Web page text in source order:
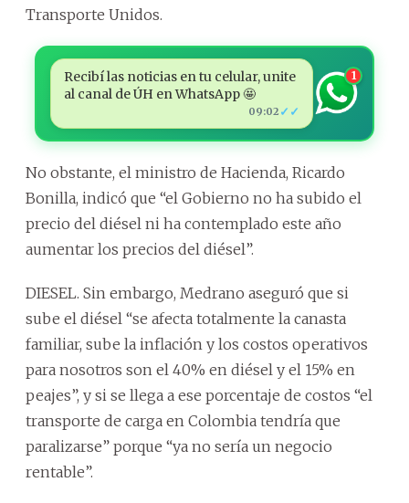
Transporte Unidos.
Recibí las noticias en tu celular, unite
al canal de ÚH en WhatsApp 🤩
09:02 ✓✓
1
No obstante, el ministro de Hacienda, Ricardo
Bonilla, indicó que “el Gobierno no ha subido el
precio del diésel ni ha contemplado este año
aumentar los precios del diésel”.
DIESEL. Sin embargo, Medrano aseguró que si
sube el diésel “se afecta totalmente la canasta
familiar, sube la inflación y los costos operativos
para nosotros son el 40% en diésel y el 15% en
peajes”, y si se llega a ese porcentaje de costos “el
transporte de carga en Colombia tendría que
paralizarse” porque “ya no sería un negocio
rentable”.